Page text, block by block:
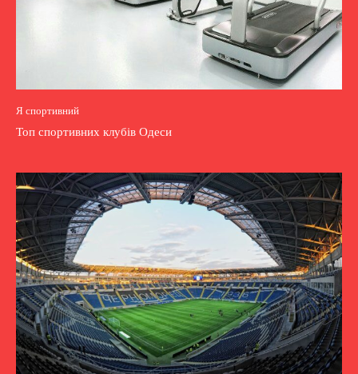
Я спортивний
Топ спортивних клубів Одеси